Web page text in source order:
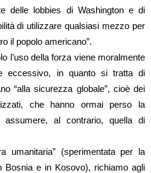
delle lobbies di Washington e di
di utilizzare qualsiasi mezzo per
il popolo americano”.
l’uso della forza viene moralmente
eccessivo, in quanto si tratta di
“alla sicurezza globale”, cioè dei
che hanno ormai perso la
assumere, al contrario, quella di
umanitaria” (sperimentata per la
Bosnia e in Kosovo), richiamo agli